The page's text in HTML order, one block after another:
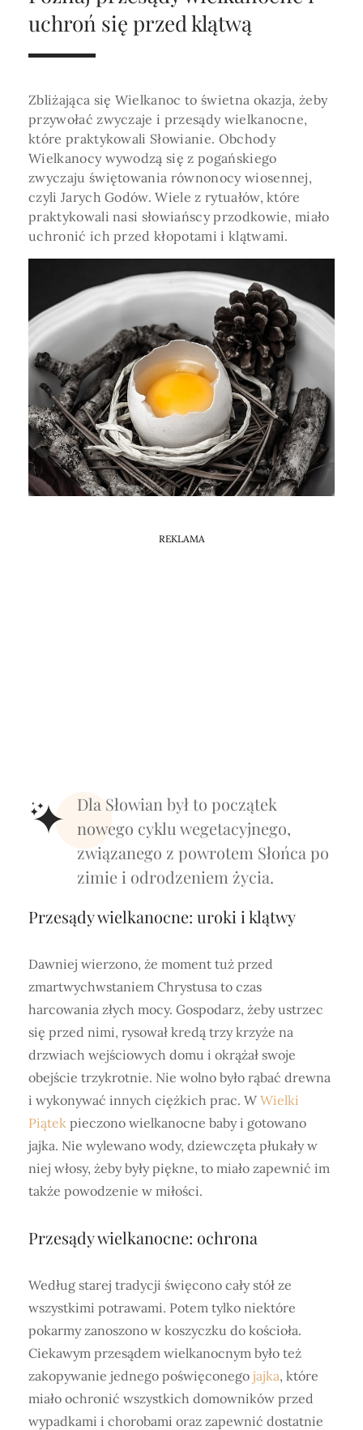
Horoskop Roczny 2026
Horoskop Biznesowy
Horoskop Zdrowotny
Horoskop Numerologiczny
Horoskop Numerologiczny na 2026
Horoskop Ziołowy
Horoskop Chiński 2026
Horoskop Egipski
Horoskop Słowiański
Horoskop Mongolski
Magia
Niezwykły świat
Tarot3 karty
Magia imion
Sekshoroskop
PrzepowiedniaWenus
TarotKrzyż Celtycki
medycznej ani finansowej.
SKLEP
PROFIL
Zaloguj się lub dołącz
SZUKAJ
ZAPRASZAMY DO ŚLEDZENIA ASTROMAGII
uchroń się przed klątwą
Zbliżająca się Wielkanoc to świetna okazja, żeby
przywołać zwyczaje i przesądy wielkanocne,
które praktykowali Słowianie. Obchody
Wielkanocy wywodzą się z pogańskiego
zwyczaju świętowania równonocy wiosennej,
czyli Jarych Godów. Wiele z rytuałów, które
praktykowali nasi słowiańscy przodkowie, miało
uchronić ich przed kłopotami i klątwami.
REKLAMA
Dla Słowian był to początek
nowego cyklu wegetacyjnego,
związanego z powrotem Słońca po
zimie i odrodzeniem życia.
Przesądy wielkanocne: uroki i klątwy
Dawniej wierzono, że moment tuż przed
zmartwychwstaniem Chrystusa to czas
harcowania złych mocy. Gospodarz, żeby ustrzec
się przed nimi, rysował kredą trzy krzyże na
drzwiach wejściowych domu i okrążał swoje
obejście trzykrotnie. Nie wolno było rąbać drewna
i wykonywać innych ciężkich prac. W Wielki
Piątek pieczono wielkanocne baby i gotowano
jajka. Nie wylewano wody, dziewczęta płukały w
niej włosy, żeby były piękne, to miało zapewnić im
także powodzenie w miłości.
Przesądy wielkanocne: ochrona
Według starej tradycji święcono cały stół ze
wszystkimi potrawami. Potem tylko niektóre
pokarmy zanoszono w koszyczku do kościoła.
Ciekawym przesądem wielkanocnym było też
zakopywanie jednego poświęconego jajka, które
miało ochronić wszystkich domowników przed
wypadkami i chorobami oraz zapewnić dostatnie